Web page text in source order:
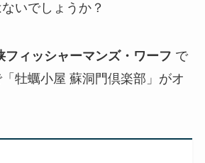
いでしょうか？
フィッシャーマンズ・ワーフ で
牡蠣小屋 蘇洞門倶楽部」がオ